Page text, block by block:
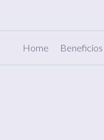
Home Beneficios